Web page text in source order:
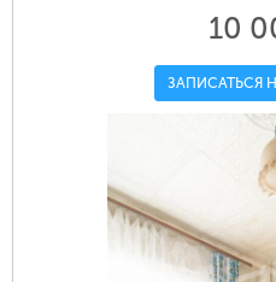
10
ЗАПИСАТЬСЯ